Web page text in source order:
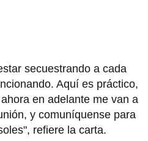
secuestrando a cada
Aquí es práctico,
en adelante me van a
y comuníquense para
refiere la carta.